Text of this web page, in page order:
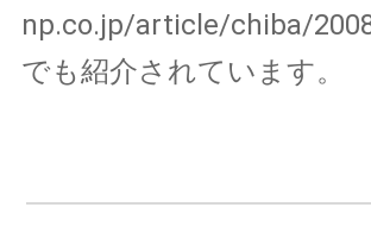
np.co.jp/article/chiba/
でも紹介されています。